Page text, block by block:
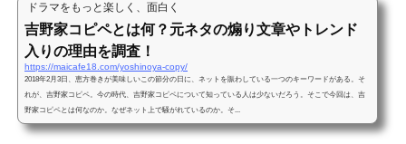
ドラマをもっと楽しく、面白く
吉野家コピペとは何？元ネタの煽り文章やトレンド
入りの理由を調査！
https://maicafe18.com/yoshinoya-copy/
2018年2月3日、恵方巻きが美味しいこの節分の日に、ネットを賑わしている一つのキーワードがある。そ
れが、吉野家コピペ。今の時代、吉野家コピペについて知っている人は少ないだろう。そこで今回は、吉
野家コピペとは何なのか。なぜネット上で騒がれているのか。そ...